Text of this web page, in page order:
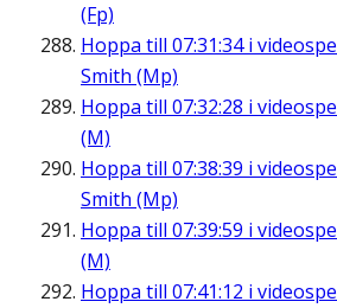
(Fp)
Hoppa till 07:31:34i
Smith (Mp)
Hoppa till 07:32:28 i
(M)
Hoppa till 07:38:39 i
Smith (Mp)
Hoppa till 07:39:59 i
(M)
Hoppa till 07:41:12 i